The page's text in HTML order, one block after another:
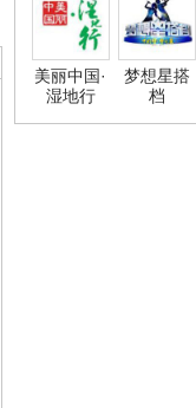
美丽中国·
湿地行
梦想星搭
档